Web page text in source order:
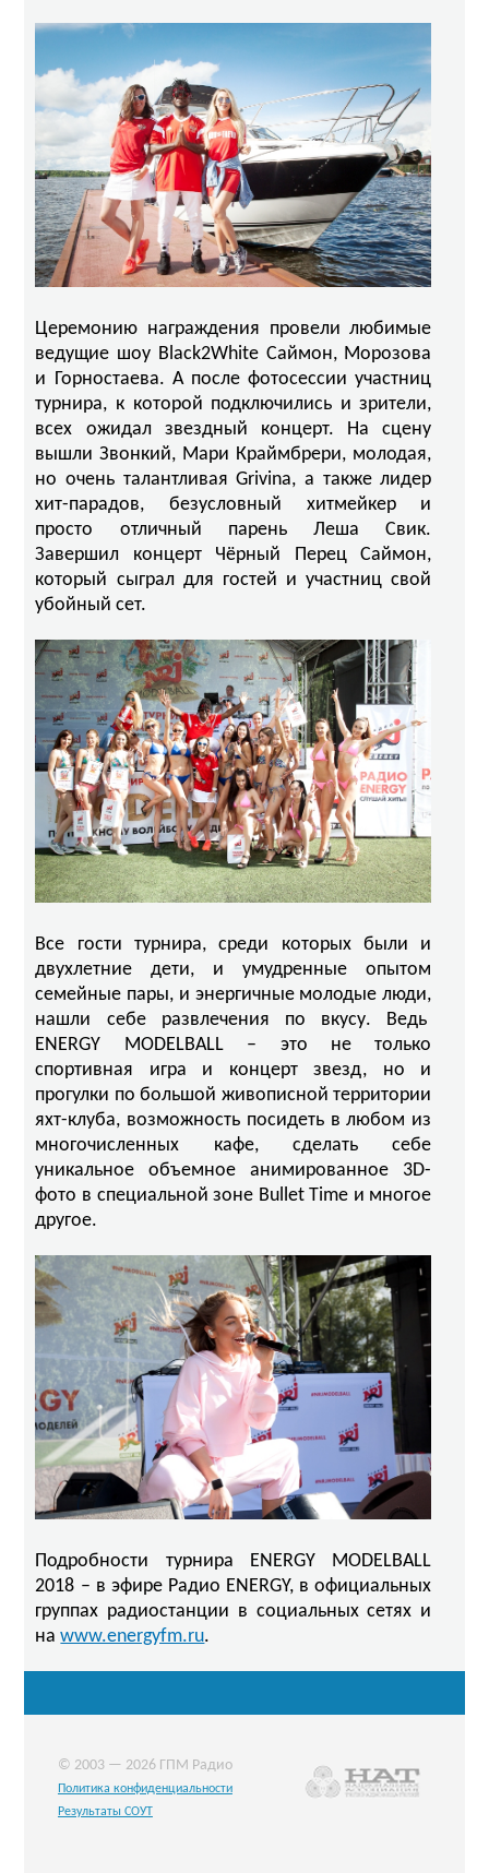
Церемонию награждения провели любимые
ведущие шоу Black2White Саймон, Морозова
и Горностаева. А после фотосессии участниц
турнира, к которой подключились и зрители,
всех ожидал звездный концерт. На сцену
вышли Звонкий, Мари Краймбрери, молодая,
но очень талантливая Grivina, а также лидер
хит-парадов, безусловный хитмейкер и
просто отличный парень Леша Свик.
Завершил концерт Чёрный Перец Саймон,
который сыграл для гостей и участниц свой
убойный сет.
Все гости турнира, среди которых были и
двухлетние дети, и умудренные опытом
семейные пары, и энергичные молодые люди,
нашли себе развлечения по вкусу. Ведь
ENERGY MODELBALL – это не только
спортивная игра и концерт звезд, но и
прогулки по большой живописной территории
яхт-клуба, возможность посидеть в любом из
многочисленных кафе, сделать себе
уникальное объемное анимированное 3D-
фото в специальной зоне Bullet Time и многое
другое.
Подробности турнира ENERGY MODELBALL
2018 – в эфире Радио ENERGY, в официальных
группах радиостанции в социальных сетях и
наwww.energyfm.ru.
© 2003 — 2026 ГПМ Радио
Политика конфиденциальности
Результаты СОУТ